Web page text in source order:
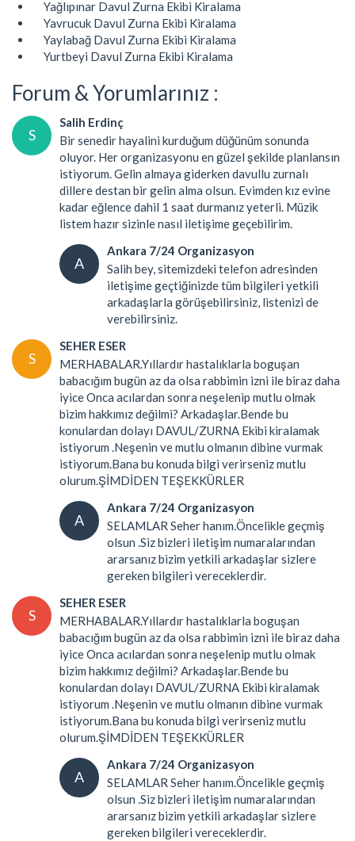
Yağlıpınar Davul Zurna Ekibi Kiralama
Yavrucuk Davul Zurna Ekibi Kiralama
Yaylabağ Davul Zurna Ekibi Kiralama
Yurtbeyi Davul Zurna Ekibi Kiralama
Forum & Yorumlarınız :
S
Salih Erdinç
Bir senedir hayalini kurduğum düğünüm sonunda
oluyor. Her organizasyonu en güzel şekilde planlansın
istiyorum. Gelin almaya giderken davullu zurnalı
dillere destan bir gelin alma olsun. Evimden kız evine
kadar eğlence dahil 1 saat durmanız yeterli. Müzik
listem hazır sizinle nasıl iletişime geçebilirim.
A
Ankara 7/24 Organizasyon
Salih bey, sitemizdeki telefon adresinden
iletişime geçtiğinizde tüm bilgileri yetkili
arkadaşlarla görüşebilirsiniz, listenizi de
verebilirsiniz.
S
SEHER ESER
MERHABALAR.Yıllardır hastalıklarla boguşan
babacığım bugün az da olsa rabbimin izni ile biraz daha
iyice Onca acılardan sonra neşelenip mutlu olmak
bizim hakkımız değilmi? Arkadaşlar.Bende bu
konulardan dolayı DAVUL/ZURNA Ekibi kiralamak
istiyorum .Neşenin ve mutlu olmanın dibine vurmak
istiyorum.Bana bu konuda bilgi verirseniz mutlu
olurum.ŞİMDİDEN TEŞEKKÜRLER
A
Ankara 7/24 Organizasyon
SELAMLAR Seher hanım.Öncelikle geçmiş
olsun .Siz bizleri iletişim numaralarından
ararsanız bizim yetkili arkadaşlar sizlere
gereken bilgileri vereceklerdir.
S
SEHER ESER
MERHABALAR.Yıllardır hastalıklarla boguşan
babacığım bugün az da olsa rabbimin izni ile biraz daha
iyice Onca acılardan sonra neşelenip mutlu olmak
bizim hakkımız değilmi? Arkadaşlar.Bende bu
konulardan dolayı DAVUL/ZURNA Ekibi kiralamak
istiyorum .Neşenin ve mutlu olmanın dibine vurmak
istiyorum.Bana bu konuda bilgi verirseniz mutlu
olurum.ŞİMDİDEN TEŞEKKÜRLER
A
Ankara 7/24 Organizasyon
SELAMLAR Seher hanım.Öncelikle geçmiş
olsun .Siz bizleri iletişim numaralarından
ararsanız bizim yetkili arkadaşlar sizlere
gereken bilgileri vereceklerdir.